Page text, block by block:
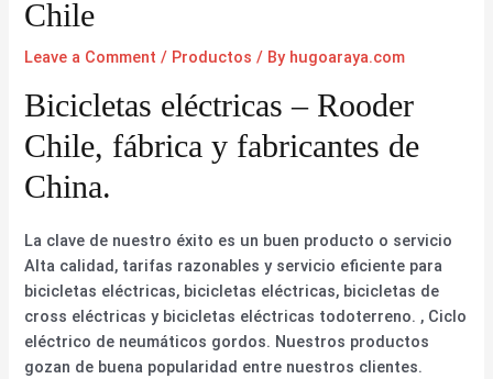
Chile
Leave a Comment / Productos / By hugoaraya.com
Bicicletas eléctricas – Rooder
Chile, fábrica y fabricantes de
China.
La clave de nuestro éxito es un buen producto o servicio
Alta calidad, tarifas razonables y servicio eficiente para
bicicletas eléctricas, bicicletas eléctricas, bicicletas de
cross eléctricas y bicicletas eléctricas todoterreno. , Ciclo
eléctrico de neumáticos gordos. Nuestros productos
gozan de buena popularidad entre nuestros clientes.